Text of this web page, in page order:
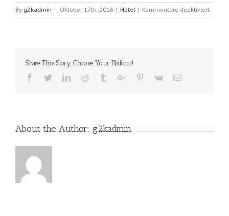
By g2kadmin | Oktober 17th, 2016 | Hotel | Kommentare deaktiviertfür
Hotel
Share This Story, Choose Your Platform!
Facebook
TwitterLinkedinReddit TumblrGoogle+Pinterest
Vk Email
About the Author: g2kadmin